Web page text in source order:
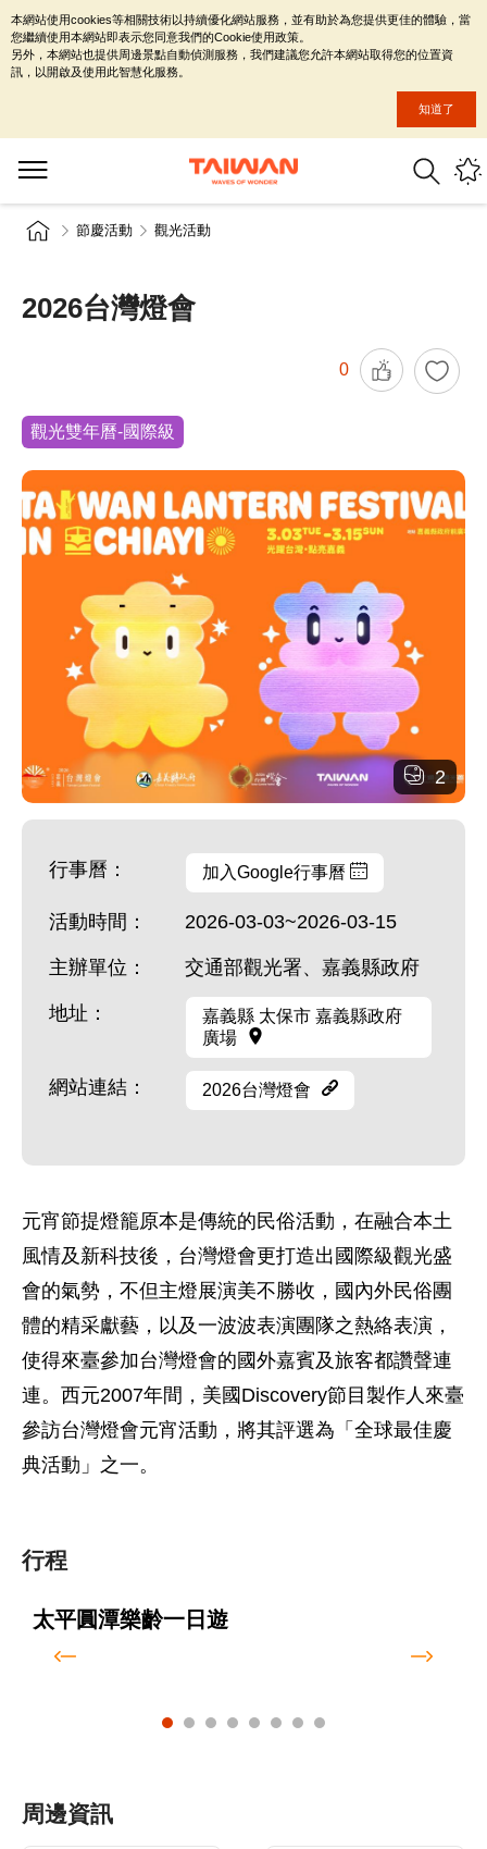
節慶活動 觀光活動
2026台灣燈會
0
觀光雙年曆-國際級
2
行事曆： 加入Google行事曆
活動時間： 2026-03-03~2026-03-15
主辦單位： 交通部觀光署、嘉義縣政府
地址：
嘉義縣 太保市 嘉義縣政府
廣場
網站連結： 2026台灣燈會
元宵節提燈籠原本是傳統的民俗活動，在融合本土
風情及新科技後，台灣燈會更打造出國際級觀光盛
會的氣勢，不但主燈展演美不勝收，國內外民俗團
體的精采獻藝，以及一波波表演團隊之熱絡表演，
使得來臺參加台灣燈會的國外嘉賓及旅客都讚聲連
連。西元2007年間，美國Discovery節目製作人來臺
參訪台灣燈會元宵活動，將其評選為「全球最佳慶
典活動」之一。
行程
太平圓潭樂齡一日遊
周邊資訊
本網站使用cookies等相關技術以持續優化網站服務，並有助於為您提供更佳的體驗，當
您繼續使用本網站即表示您同意我們的Cookie使用政策。
另外，本網站也提供周邊景點自動偵測服務，我們建議您允許本網站取得您的位置資
訊，以開啟及使用此智慧化服務。
知道了